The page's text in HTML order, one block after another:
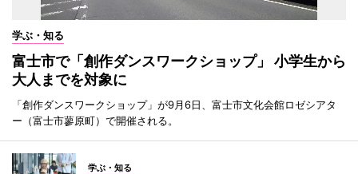
学ぶ・知る
富士市で「創作ダンスワークショップ」 小学生から
大人までを対象に
「創作ダンスワークショップ」が9月6日、富士市文化会館ロゼシアタ
ー（富士市蓼原町）で開催される。
学ぶ・知る